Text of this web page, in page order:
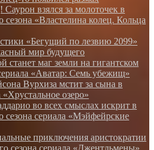
взялся за молоточек в
сезона «Властелина колец. Кольца
«Бегущий по лезвию 2099»
мир будущего
станет маг земли на гигантском
«Аватар: Семь убежищ»
Вурхиза мстит за сына в
«Хрустальное озеро»
во всех смыслах искрит в
сезона сериала «Мэйфейрские
приключения аристократии
сезона сериала «Джентльмены»